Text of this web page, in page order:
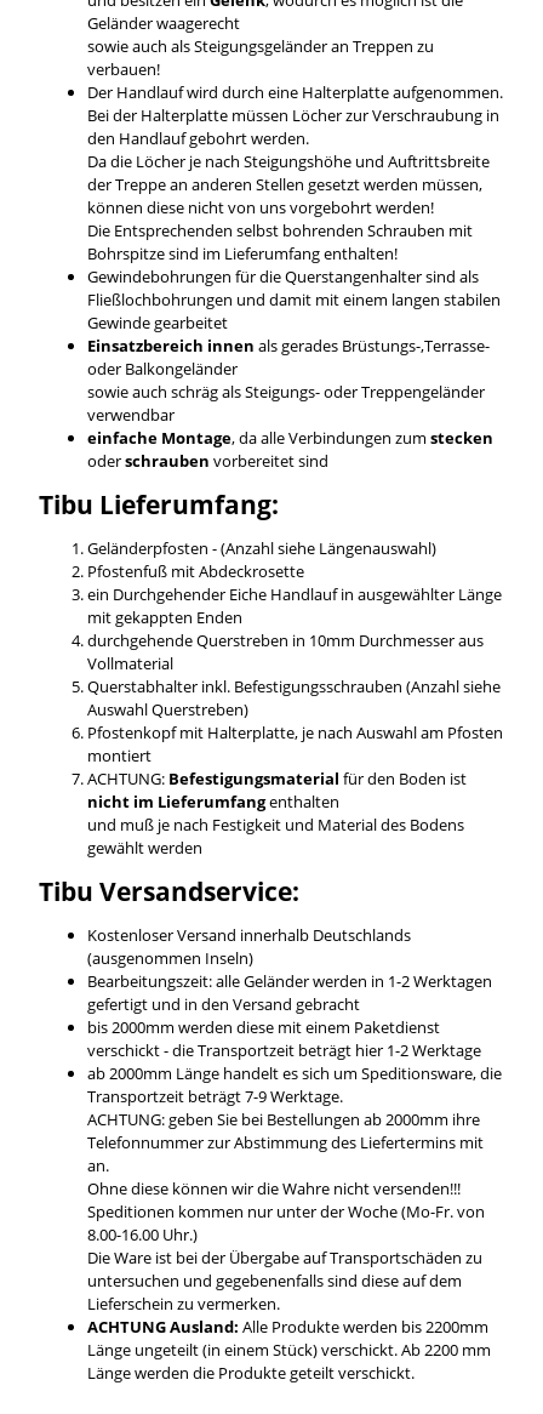
Geländer waagerecht
sowie auch als Steigungsgeländer an Treppen zu
verbauen!
Der Handlauf wird durch eine Halterplatte aufgenommen.
Bei der Halterplatte müssen Löcher zur Verschraubung in
den Handlauf gebohrt werden.
Da die Löcher je nach Steigungshöhe und Auftrittsbreite
der Treppe an anderen Stellen gesetzt werden müssen,
können diese nicht von uns vorgebohrt werden!
Die Entsprechenden selbst bohrenden Schrauben mit
Bohrspitze sind im Lieferumfang enthalten!
Gewindebohrungen für die Querstangenhalter sind als
Fließlochbohrungen und damit mit einem langen stabilen
Gewinde gearbeitet
Einsatzbereich innen als gerades Brüstungs-,Terrasse-
oder Balkongeländer
sowie auch schräg als Steigungs- oder Treppengeländer
verwendbar
einfache Montage, da alle Verbindungen zum stecken
oderschrauben vorbereitet sind
Tibu Lieferumfang:
Geländerpfosten - (Anzahl siehe Längenauswahl)
Pfostenfuß mit Abdeckrosette
ein Durchgehender Eiche Handlauf in ausgewählter Länge
mit gekappten Enden
durchgehende Querstreben in 10mm Durchmesser aus
Vollmaterial
Querstabhalter inkl. Befestigungsschrauben (Anzahl siehe
Auswahl Querstreben)
Pfostenkopf mit Halterplatte, je nach Auswahl am Pfosten
montiert
ACHTUNG: Befestigungsmaterial für den Boden ist
nicht im Lieferumfangenthalten
und muß je nach Festigkeit und Material des Bodens
gewählt werden
Tibu Versandservice:
Kostenloser Versand innerhalb Deutschlands
(ausgenommen Inseln)
Bearbeitungszeit: alle Geländer werden in 1-2 Werktagen
gefertigt und in den Versand gebracht
bis 2000mm werden diese mit einem Paketdienst
verschickt - die Transportzeit beträgt hier 1-2 Werktage
ab 2000mm Länge handelt es sich um Speditionsware, die
Transportzeit beträgt 7-9 Werktage.
ACHTUNG: geben Sie bei Bestellungen ab 2000mm ihre
Telefonnummer zur Abstimmung des Liefertermins mit
an.
Ohne diese können wir die Wahre nicht versenden!!!
Speditionen kommen nur unter der Woche (Mo-Fr. von
8.00-16.00 Uhr.)
Die Ware ist bei der Übergabe auf Transportschäden zu
untersuchen und gegebenenfalls sind diese auf dem
Lieferschein zu vermerken.
ACHTUNG Ausland: Alle Produkte werden bis 2200mm
Länge ungeteilt (in einem Stück) verschickt. Ab 2200 mm
Länge werden die Produkte geteilt verschickt.